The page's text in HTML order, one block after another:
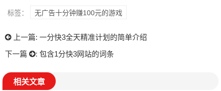
标签： 无广告十分钟赚100元的游戏
上一篇: 一分快3全天精准计划的简单介绍
下一篇
: 包含1分快3网站的词条
相关文章